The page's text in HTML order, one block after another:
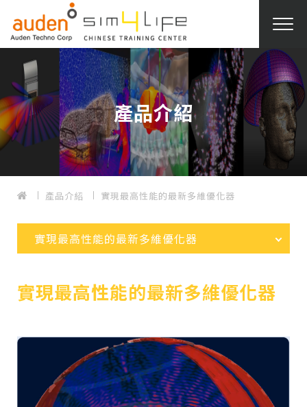
產品介紹
產品介紹 實現最高性能的最新多維優化器
實現最高性能的最新多維優化器
實現最高性能的最新多維優化器